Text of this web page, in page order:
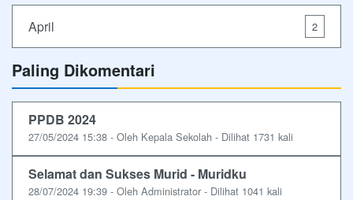
April 2
Paling Dikomentari
PPDB 2024
27/05/2024 15:38 - Oleh Kepala Sekolah - Dilihat 1731 kali
Selamat dan Sukses Murid - Muridku
28/07/2024 19:39 - Oleh Administrator - Dilihat 1041 kali